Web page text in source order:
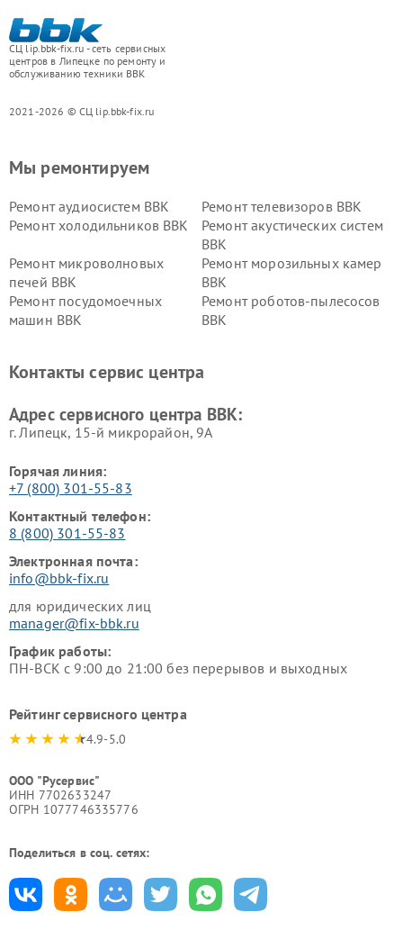
СЦ lip.bbk-fix.ru - сеть сервисных
центров в Липецке по ремонту и
обслуживанию техники BBK
2021-2026 © СЦ lip.bbk-fix.ru
Мы ремонтируем
Ремонт аудиосистем BBK
Ремонт телевизоров BBK
Ремонт холодильников BBK
Ремонт акустических систем
BBK
Ремонт микроволновых
печей BBK
Ремонт морозильных камер
BBK
Ремонт посудомоечных
машин BBK
Ремонт роботов-пылесосов
BBK
Ремонт винных шкафов BBK
Контакты сервис центра
Адрес сервисного центра BBK:
г. Липецк, 15-й микрорайон, 9А
Горячая линия:
+7 (800) 301-55-83
Контактный телефон:
8 (800) 301-55-83
Электронная почта:
info@bbk-fix.ru
для юридических лиц
manager@fix-bbk.ru
График работы:
ПН-ВСК с 9:00 до 21:00 без перерывов и выходных
Рейтинг сервисного центра
4.9-5.0
ООО "Русервис"
ИНН 7702633247
ОГРН 1077746335776
Поделиться в соц. сетях: